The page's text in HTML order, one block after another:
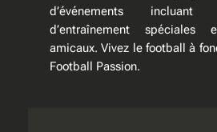
d’événements
d’entraînement
amicaux. Vivez le football à
Football Passion.